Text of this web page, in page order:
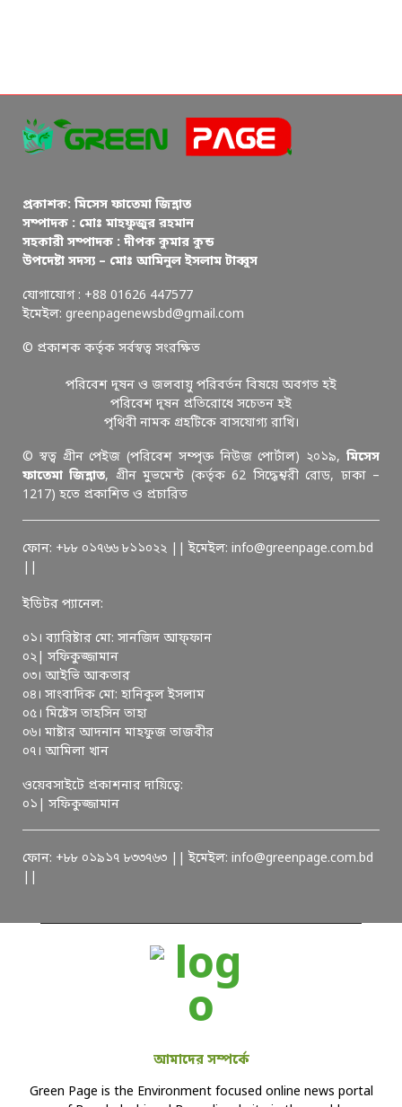
প্রকাশক: মিসেস ফাতেমা জিন্নাত
সম্পাদক : মোঃ মাহফুজুর রহমান
সহকারী সম্পাদক : দীপক কুমার কুন্ড
উপদেষ্টা সদস্য – মোঃ আমিনুল ইসলাম টাব্বুস
যোগাযোগ : +88 01626 447577
ইমেইল: greenpagenewsbd@gmail.com
© প্রকাশক কর্তৃক সর্বস্বত্ব সংরক্ষিত
পরিবেশ দূষন ও জলবায়ু পরিবর্তন বিষয়ে অবগত হই
পরিবেশ দূষন প্রতিরোধে সচেতন হই
পৃথিবী নামক গ্রহটিকে বাসযোগ্য রাখি।
© স্বত্ব গ্রীন পেইজ (পরিবেশ সম্পৃক্ত নিউজ পোর্টাল) ২০১৯, মিসেস
ফাতেমা জিন্নাত, গ্রীন মুভমেন্ট (কর্তৃক 62 সিদ্ধেশ্বরী রোড, ঢাকা –
1217) হতে প্রকাশিত ও প্রচারিত
ফোন: +৮৮ ০১৭৬৬ ৮১১০২২ || ইমেইল: info@greenpage.com.bd
ইডিটর প্যানেল:
০১। ব্যারিষ্টার মো: সানজিদ আফ্ফান
০২| সফিকুজ্জামান
০৩। আইভি আকতার
০৪। সাংবাদিক মো: হানিকুল ইসলাম
০৫। মিষ্টেস তাহসিন তাহা
০৬। মাষ্টার আদনান মাহফুজ তাজবীর
০৭। আমিলা খান
ওয়েবসাইটে প্রকাশনার দায়িত্বে:
০১| সফিকুজ্জামান
ফোন: +৮৮ ০১৯১৭ ৮৩৩৭৬৩ || ইমেইল: info@greenpage.com.bd
আমাদের সম্পর্কে
Green Page is the Environment focused online news portal